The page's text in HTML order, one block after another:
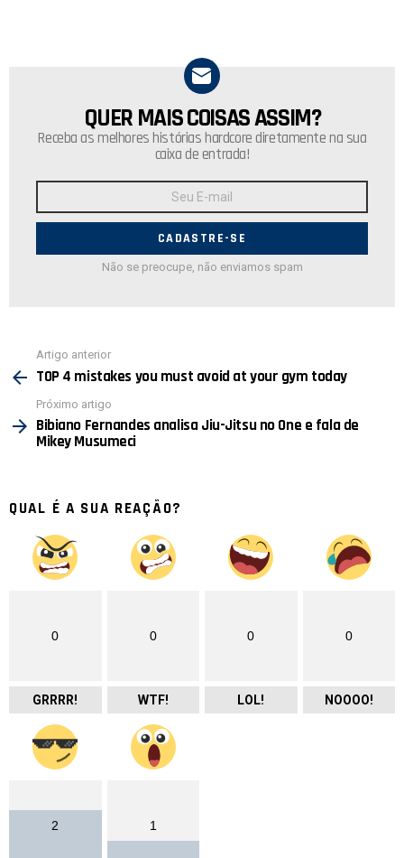
NEWSLETTER
QUER MAIS COISAS ASSIM?
Receba as melhores histórias hardcore diretamente na sua
caixa de entrada!
E-
Não se preocupe, não enviamos spam
mais
Artigo anterior
TOP 4 mistakes you must avoid at your gym today
Próximo artigo
Bibiano Fernandes analisa Jiu-Jitsu no One e fala de
Mikey Musumeci
QUAL É A SUA REAÇÃO?
0
GRRRR!
0
WTF!
0
LOL!
0
NOOOO!
2 1